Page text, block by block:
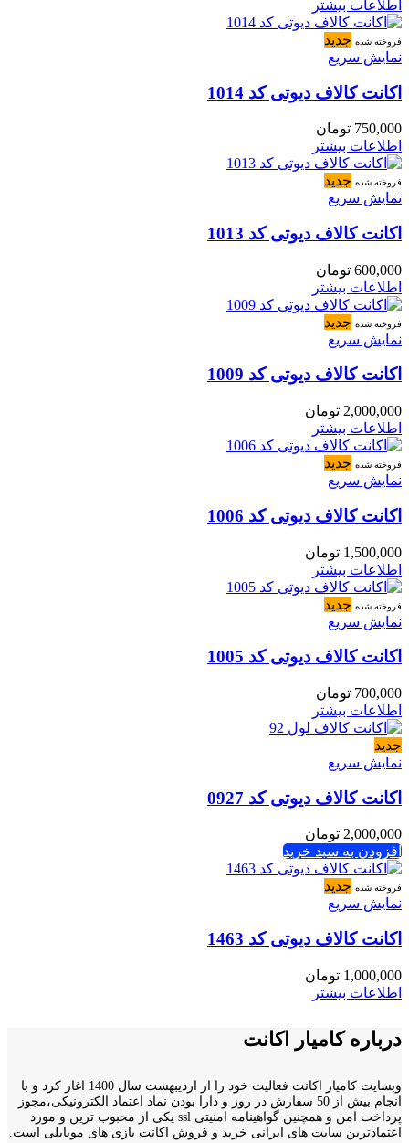
اطلاعات بیشتر
فروخته شده جدید
نمایش سریع
اکانت کالاف دیوتی کد 1014
750,000 تومان
اطلاعات بیشتر
فروخته شده جدید
نمایش سریع
اکانت کالاف دیوتی کد 1013
600,000 تومان
اطلاعات بیشتر
فروخته شده جدید
نمایش سریع
اکانت کالاف دیوتی کد 1009
2,000,000 تومان
اطلاعات بیشتر
فروخته شده جدید
نمایش سریع
اکانت کالاف دیوتی کد 1006
1,500,000 تومان
اطلاعات بیشتر
فروخته شده جدید
نمایش سریع
اکانت کالاف دیوتی کد 1005
700,000 تومان
اطلاعات بیشتر
جدید
نمایش سریع
اکانت کالاف دیوتی کد 0927
2,000,000 تومان
افزودن به سبد خرید
فروخته شده جدید
نمایش سریع
اکانت کالاف دیوتی کد 1463
1,000,000 تومان
اطلاعات بیشتر
درباره کامیار اکانت
وبسایت کامیار اکانت فعالیت خود را از اردیبهشت سال 1400 اغاز کرد و با
انجام بیش از 50 سفارش در روز و دارا بودن نماد اعتماد الکترونیکی،مجوز
پرداخت امن و همچنین گواهینامه امنیتی ssl یکی از محبوب ترین و مورد
اعتمادترین سایت های ایرانی خرید و فروش اکانت بازی های موبایلی است.